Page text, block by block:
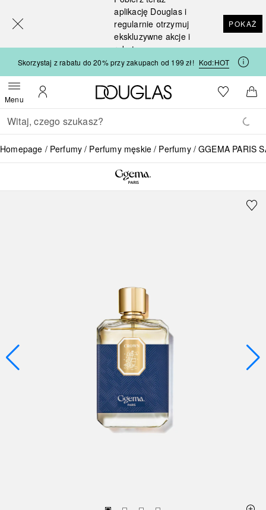
aplikację Douglas i
regularnie otrzymuj
ekskluzywne akcje i
rabaty
POKAŻ
Skorzystaj z rabatu do 20% przy zakupach od 199 zł! Kod:HOT
MenuOtwórz menuMoje konto
Strona główna Douglas
Do listyDo
Wracać
Wykonaj wyszukiwanie
Homepage Perfumy Perfumy męskie Perfumy GGEMA PARIS
[navigation.slideout.screenreader]